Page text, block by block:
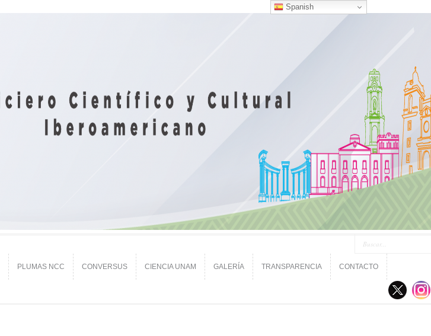
PLUMAS NCC CONVERSUS CIENCIA UNAM GALERÍA TRANSPARENCIA CONTACTO
Spanish